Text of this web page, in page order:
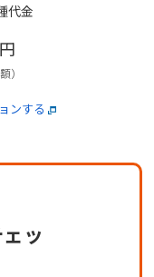
代金
円
）
ンする
ッ